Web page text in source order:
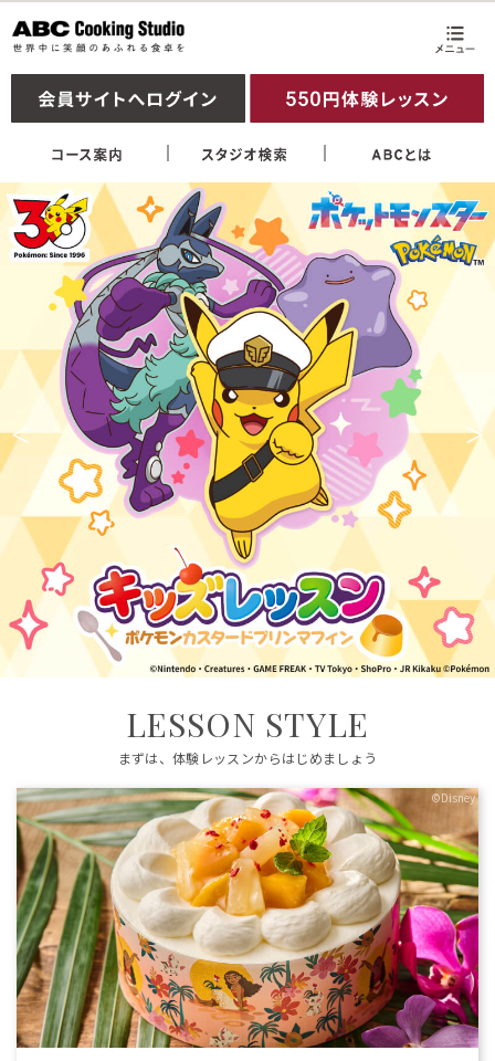
LESSON STYLE
まずは、体験レッスンからはじめましょう
©Disney